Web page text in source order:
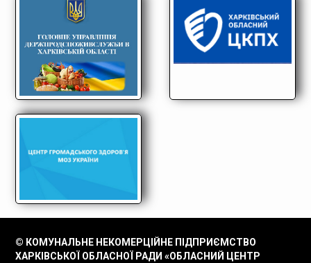
© КОМУНАЛЬНЕ НЕКОМЕРЦІЙНЕ ПІДПРИЄМСТВО
ХАРКІВСЬКОЇ ОБЛАСНОЇ РАДИ «ОБЛАСНИЙ ЦЕНТР